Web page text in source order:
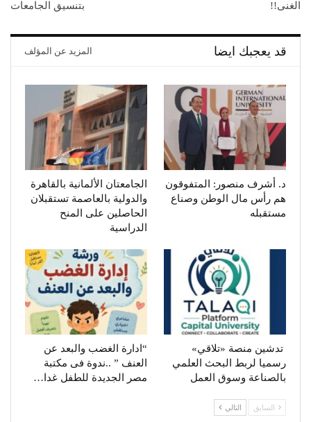
الغنى!!
بتنسيق الجامعات
قد يعجبك ايضا المزيد عن المؤلف
د. أشرف منصور: المتفوقون
هم رأس مال الوطن وصناع
مستقبله
الجامعتان الألمانية بالقاهرة
والدولية بالعاصمة تستقبلان
الحاصلين على المنح
الدراسية
تدشين منصة «تلاقي»
رسميا لربط البحث العلمي
بالصناعة وسوق العمل
“ادارة الغضب والبعد عن
العنف ” ..ندوة فى مكتبة
مصر الجديدة للطفل غدا…
السابق التالي